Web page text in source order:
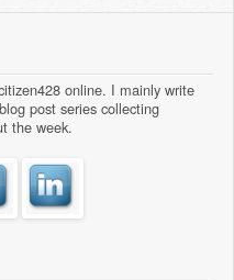
online. I mainly write
blog post series collecting
the week.